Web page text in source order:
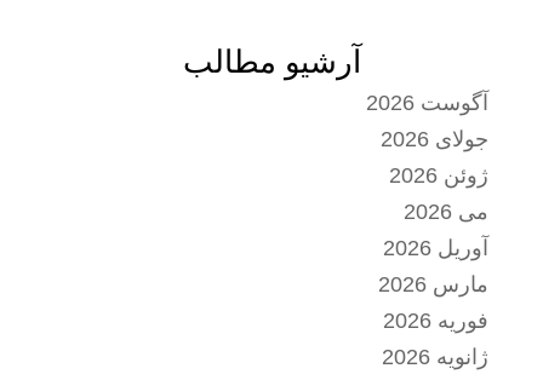
آرشیو مطالب
آگوست 2026
جولای 2026
ژوئن 2026
می 2026
آوریل 2026
مارس 2026
فوریه 2026
ژانویه 2026